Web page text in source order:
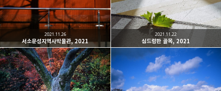
구독하기
밴드 네이버 블로그 Pocket
서소문성지역사박물관, 2021
2021.11.26
심드렁한 골목, 2021
2021.11.22